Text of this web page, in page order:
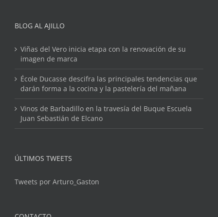
BLOG AL AJILLO
Viñas del Vero inicia etapa con la renovación de su
imagen de marca
École Ducasse descifra las principales tendencias que
darán forma a la cocina y la pastelería del mañana
Vinos de Barbadillo en la travesía del Buque Escuela
Juan Sebastián de Elcano
ÚLTIMOS TWEETS
Tweets por Arturo_Gaston